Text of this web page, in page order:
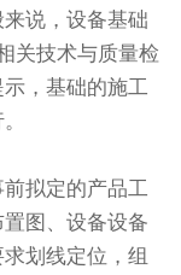
说，设备基础
关技术与质量检
，基础的施工
拟定的产品工
图、设备设备
划线定位，组